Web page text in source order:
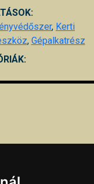
, Kerti
, Gépalkatrész